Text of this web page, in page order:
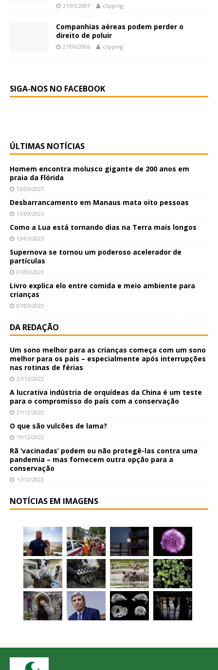
31/03/2007 clipping
Companhias aéreas podem perder o
direito de poluir
27/06/2006 clipping
SIGA-NOS NO FACEBOOK
ÚLTIMAS NOTÍCIAS
Homem encontra molusco gigante de 200 anos em
praia da Flórida
13/03/2023
Desbarrancamento em Manaus mata oito pessoas
13/03/2023
Como a Lua está tornando dias na Terra mais longos
13/03/2023
Supernova se tornou um poderoso acelerador de
partículas
07/03/2023
Livro explica elo entre comida e meio ambiente para
crianças
07/03/2023
DA REDAÇÃO
Um sono melhor para as crianças começa com um sono
melhor para os pais – especialmente após interrupções
nas rotinas de férias
27/12/2022
A lucrativa indústria de orquídeas da China é um teste
para o compromisso do país com a conservação
21/12/2022
O que são vulcões de lama?
19/12/2022
Rã ‘vacinadas’ podem ou não protegê-las contra uma
pandemia – mas fornecem outra opção para a
conservação
17/12/2022
NOTÍCIAS EM IMAGENS